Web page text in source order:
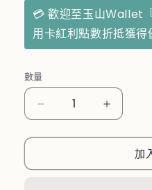
💳 歡迎至玉山Ｗallet
用卡紅利點數折抵獲
數量
【MONBENTO】
【
加